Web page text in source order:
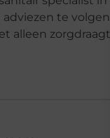
te
alleen